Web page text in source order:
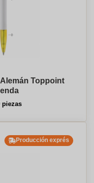
Toppoint
piezas
Producción exprés